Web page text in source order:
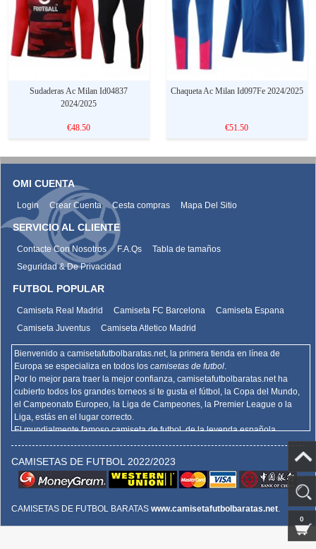
Sudaderas Ac Milan Id04837
2024/2025
€48.50
Chaqueta Ac Milan Id097Fe 2024/2025
€51.50
OMI CUENTA
Login Crear Cuenta Cesta compras Mapa Del Sitio
SERVICIO AL CLIENTE
Contacte Con Nosotros F.A.Qs
Tabla de tamaños
Seguridad & De Privacidad
FUTBOL POPULAR
Camiseta Real Madrid Camiseta FC Barcelona
Camiseta Espana
Camiseta Juventus
Camiseta Atletico Madrid
Bienvenido a camisetafutbolbaratas.net, la primera tienda en línea de
Europa se especializa en todos los camisetas de futbol.
Por lo mejor para traer la mejor confianza, camisetafutbolbaratas.netha
cubierto todos los grandes torneos si te gusta el fútbol, la Copa del Mundo,
el Campeonato Europeo, la Liga de Campeones, la Premier League o la
Liga, estás en el lugar correcto.
El mundialmente famoso camiseta de futbol, de la leyenda española
Barcelona, el Real Madrid y la promoción deportiva de Madrid de la Serie A
mejorcamisetas futbol baratas.
Hemos actualizado la copia de la camiseta de fútbol en los muchos
departamentos de élite de Europa, la Bundesliga, la Liga francesa, la Liga,
la Serie A, la Premiership y más representantes.
En el ámbito internacional, también ofrecemos las últimas camisas de fútbol
Alemania, Italia, Holanda, Portugal, España, Estados Unidos y Uruguay, así
CAMISETAS DE FUTBOL 2022/2023
CAMISETAS DE FUTBOL BARATAS www.camisetafutbolbaratas.net.
0